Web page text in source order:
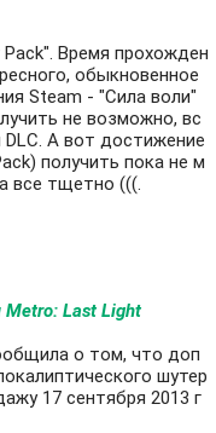
Время прохожден
обыкновенное
Steam - "Сила воли"
не возможно, вс
DLC. А вот достижение
получить пока не м
все тщетно (((.
Metro: Last Light
о том, что доп
шутер
17 сентября 2013 г